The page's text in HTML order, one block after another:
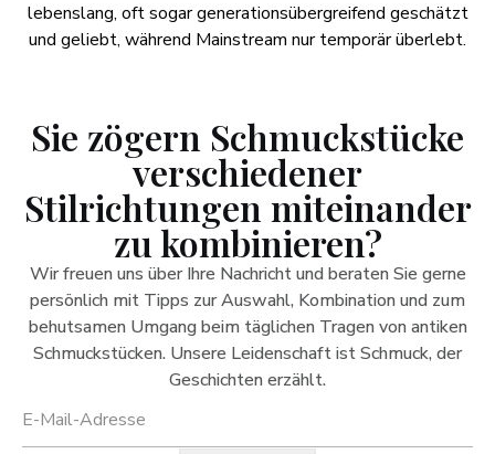
lebenslang, oft sogar generationsübergreifend geschätzt
und geliebt, während Mainstream nur temporär überlebt.
Sie zögern Schmuckstücke
verschiedener
Stilrichtungen miteinander
zu kombinieren?
Wir freuen uns über Ihre Nachricht und beraten Sie gerne
persönlich mit Tipps zur Auswahl, Kombination und zum
behutsamen Umgang beim täglichen Tragen von antiken
Schmuckstücken. Unsere Leidenschaft ist Schmuck, der
Geschichten erzählt.